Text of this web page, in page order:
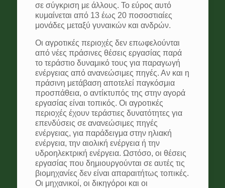
σε σύγκριση με άλλους. Το εύρος αυτό
κυμαίνεται από 13 έως 20 ποσοστιαίες
μονάδες μεταξύ γυναικών και ανδρών.
Οι αγροτικές περιοχές δεν επωφελούνται
από νέες πράσινες θέσεις εργασίας παρά
το τεράστιο δυναμικό τους για παραγωγή
ενέργειας από ανανεώσιμες πηγές. Αν και η
πράσινη μετάβαση αποτελεί παγκόσμια
προσπάθεια, ο αντίκτυπός της στην αγορά
εργασίας είναι τοπικός. Οι αγροτικές
περιοχές έχουν τεράστιες δυνατότητες για
επενδύσεις σε ανανεώσιμες πηγές
ενέργειας, για παράδειγμα στην ηλιακή
ενέργεια, την αιολική ενέργεια ή την
υδροηλεκτρική ενέργεια. Ωστόσο, οι θέσεις
εργασίας που δημιουργούνται σε αυτές τις
βιομηχανίες δεν είναι απαραιτήτως τοπικές.
Οι μηχανικοί, οι δικηγόροι και οι